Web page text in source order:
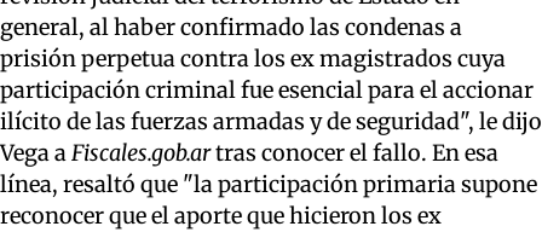
general, al haber confirmado las condenas a
prisión perpetua contra los ex magistrados cuya
participación criminal fue esencial para el accionar
ilícito de las fuerzas armadas y de seguridad", le dijo
Vega aFiscales.gob.artras conocer el fallo. En esa
línea, resaltó que "la participación primaria supone
reconocer que el aporte que hicieron los ex